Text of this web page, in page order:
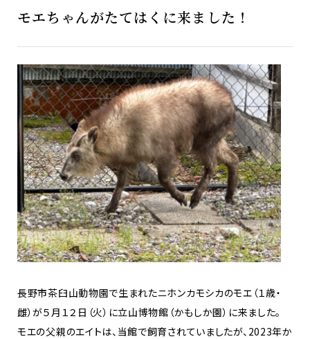
モエちゃんがたてはくに来ました！
長野市茶臼山動物園で生まれたニホンカモシカのモエ（１歳・
雌）が５月１２日（火）に立山博物館（かもしか園）に来ました。
モエの父親のエイトは、当館で飼育されていましたが、2023年か